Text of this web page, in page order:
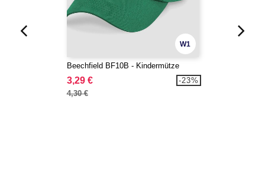
W1
Beechfield BF10B - Kindermütze
3,29 €
4,30 €
-23%